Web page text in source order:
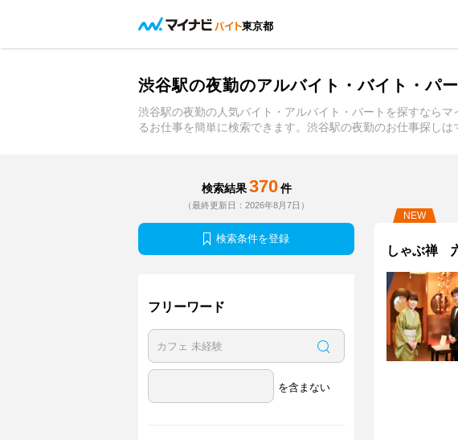
東京都
渋谷駅の夜勤のアルバイト・バイト・パ
渋谷駅の夜勤の人気バイト・アルバイト・パートを探すなら
るお仕事を簡単に検索できます。渋谷駅の夜勤のお仕事探しは
検索結果 370 件
（最終更新日：2026年8月7日）
検索条件を登録
フリーワード
を含まない
NEW
しゃぶ禅